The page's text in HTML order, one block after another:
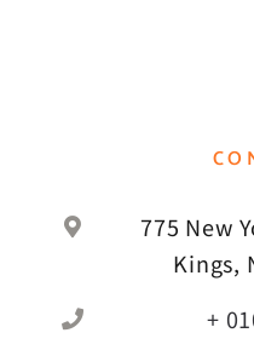
775 New
Kings,
+